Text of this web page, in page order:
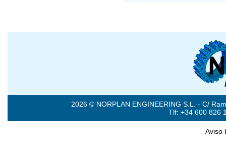
2026 © NORPLAN ENGINEERING S.L. - C/
Tlf: +34 600 826
Aviso